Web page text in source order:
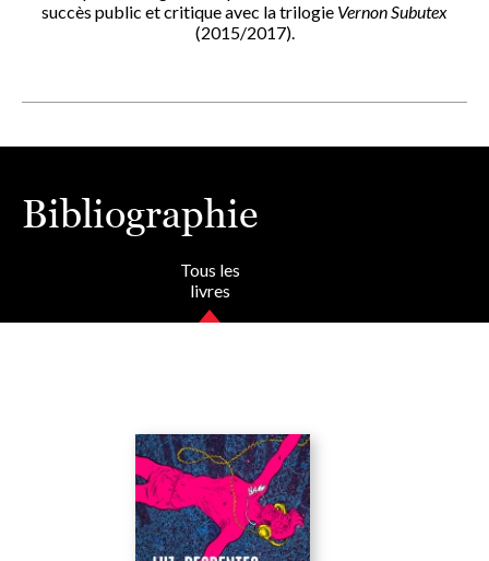
succès public et critique avec la trilogie Vernon Subutex
(2015/2017).
Bibliographie
Tous les
livres